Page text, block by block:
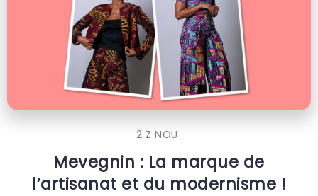
2 Z NOU
Mevegnin : La marque de
l’artisanat et du modernisme !